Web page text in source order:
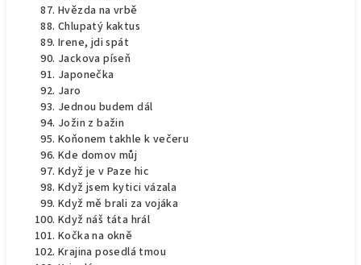
Hvězda na vrbě
Chlupatý kaktus
Irene, jdi spát
Jackova píseň
Japonečka
Jaro
Jednou budem dál
Jožin z bažin
Koňonem takhle k večeru
Kde domov můj
Když je v Paze hic
Když jsem kytici vázala
Když mě brali za vojáka
Když náš táta hrál
Kočka na okně
Krajina posedlá tmou